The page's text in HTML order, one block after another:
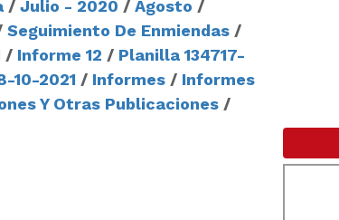
/ Julio - 2020 / Agosto /
Seguimiento De Enmiendas /
/ Informe 12 / Planilla 134717-
10-2021 / Informes / Informes
Y Otras Publicaciones /